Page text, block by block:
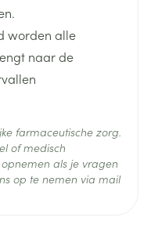
(15°C - 25°C)
worden alle
naar de
farmaceutische zorg.
of medisch
als je vragen
op te nemen via mail